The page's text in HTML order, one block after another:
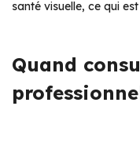
santé visuelle, ce qui
Quand